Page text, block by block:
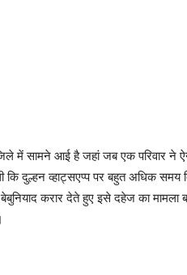
में सामने आई है जहां जब एक परिवार
दुल्हन व्हाट्सएप्प पर बहुत अधिक समय
करार देते हुए इसे दहेज का मामला